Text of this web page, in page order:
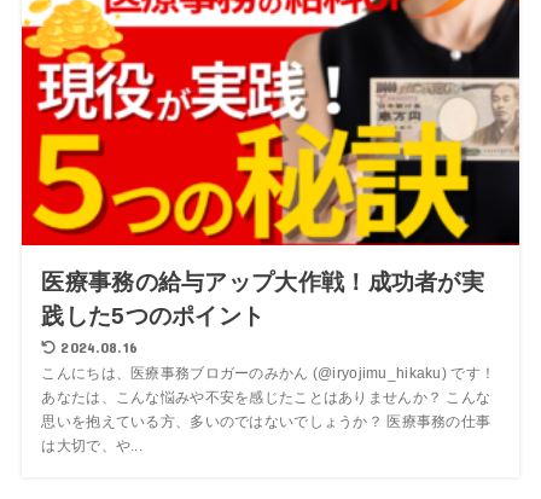
医療事務の給与アップ大作戦！成功者が実
践した5つのポイント
2024.08.16
こんにちは、医療事務ブロガーのみかん (@iryojimu_hikaku) です！
あなたは、こんな悩みや不安を感じたことはありませんか？ こんな
思いを抱えている方、多いのではないでしょうか？ 医療事務の仕事
は大切で、や...